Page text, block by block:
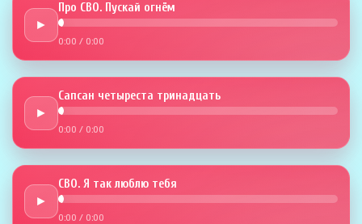
►
Про СВО. Пускай огнём
0:00 / 0:00
►
Сапсан четыреста тринадцать
0:00 / 0:00
►
СВО. Я так люблю тебя
0:00 / 0:00